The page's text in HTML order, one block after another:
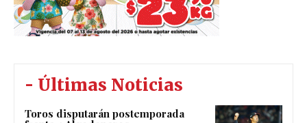
- Últimas Noticias
Toros disputarán postemporada